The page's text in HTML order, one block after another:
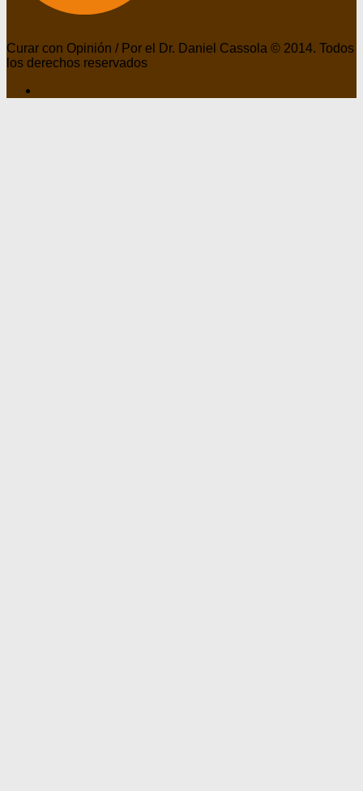
Curar con Opinión / Por el Dr. Daniel Cassola © 2014. Todos
los derechos reservados